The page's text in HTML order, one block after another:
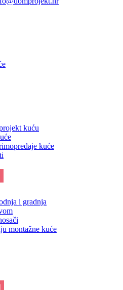
kuću
kuće
i gradnja
montažne kuće